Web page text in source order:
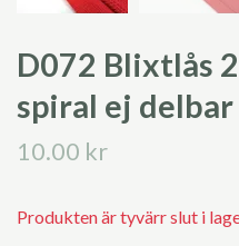
D072 Blixtlås
spiral ej
10.00 kr
Produkten är tyvärr slut i